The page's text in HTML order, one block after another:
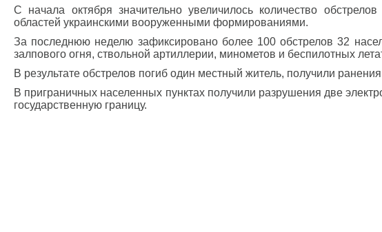
С начала октября значительно увеличилось количество
областей украинскими вооруженными формированиями.
За последнюю неделю зафиксировано более 100 обстрелов 32
залпового огня, ствольной артиллерии, минометов и беспилотных
В результате обстрелов погиб один местный житель, получили
В приграничных населенных пунктах получили разрушения две
государственную границу.